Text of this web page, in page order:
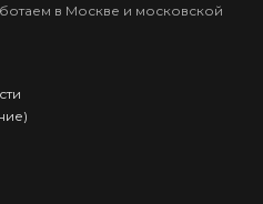
в Москве и московской